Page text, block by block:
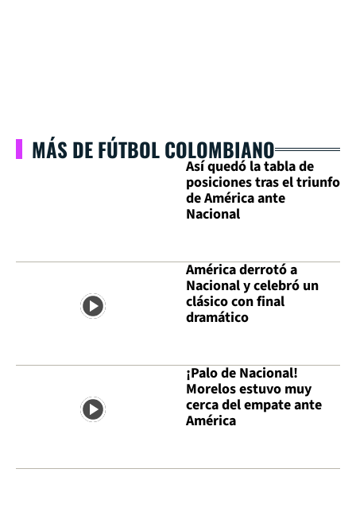
MÁS DE FÚTBOL COLOMBIANO
Así quedó la tabla de
posiciones tras el triunfo
de América ante
Nacional
América derrotó a
Nacional y celebró un
clásico con final
dramático
¡Palo de Nacional!
Morelos estuvo muy
cerca del empate ante
América